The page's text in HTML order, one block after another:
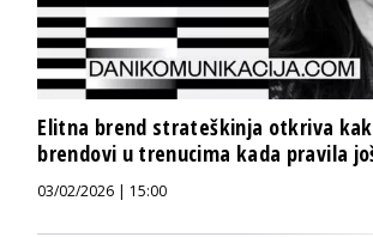
Elitna brend strateškinja otkriva
brendovi u trenucima kada pravila
03/02/2026 | 15:00